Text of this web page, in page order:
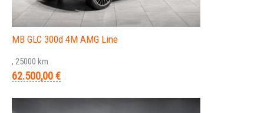
MB GLC 300d 4M AMG Line
, 25000 km
62.500,00 €